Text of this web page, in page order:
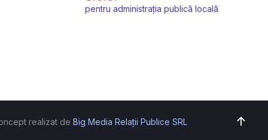
pentru administrația publică locală
realizat de Big Media Relații Publice SRL